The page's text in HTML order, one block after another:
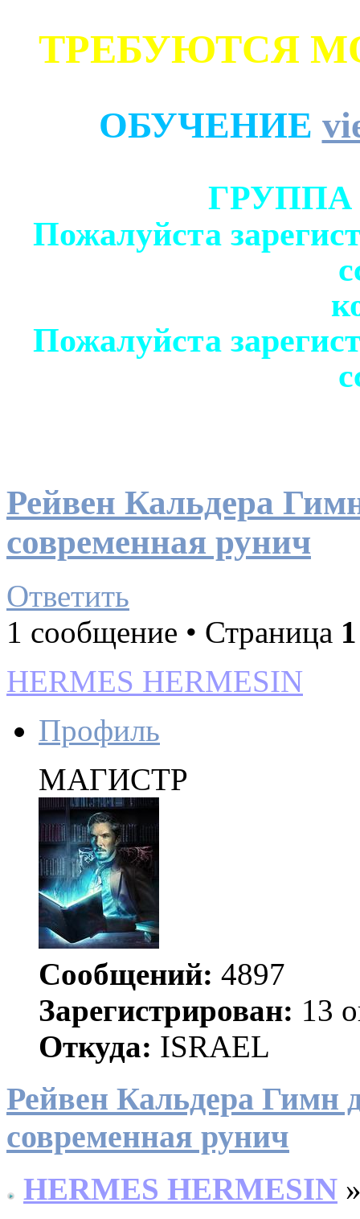
ТРЕБУЮТСЯ
ОБУЧЕНИЕ
Пожалуйста
Пожалуйста
Рейвен Кальдера
современная рунич
Ответить
1 сообщение • Страница 1
HERMES HERMESIN
Профиль
МАГИСТР
Сообщений: 4897
Зарегистрирован: 13
Откуда: ISRAEL
Рейвен Кальдера Гимн
современная рунич
HERMES HERMESIN